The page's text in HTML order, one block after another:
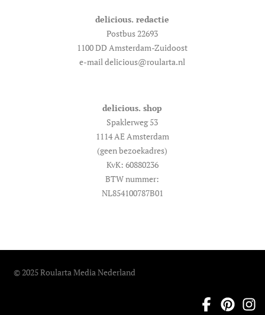
delicious. redactie
Postbus 22693
1100 DD Amsterdam-Zuidoost
e-mail delicious@roularta.nl
delicious. shop
Spaklerweg 53
1114 AE Amsterdam
(geen bezoekadres)
KvK: 60880236
BTW nummer:
NL854100787B01
© 2025 Roularta Media Nederland